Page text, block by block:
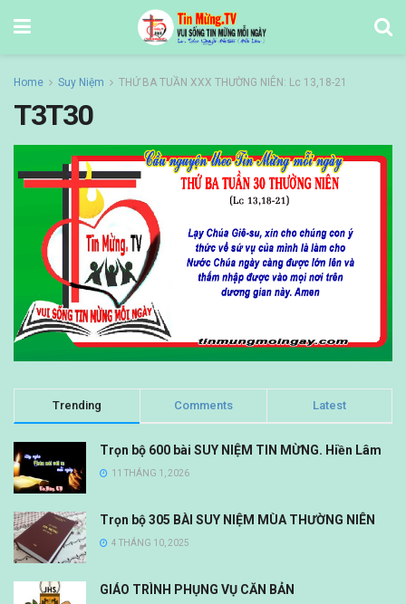
Home Suy Niệm THỨ BA TUẦN XXX THƯỜNG NIÊN: Lc 13,18-21
T3T30
Trending Comments Latest
Trọn bộ 600 bài SUY NIỆM TIN MỪNG. Hiền Lâm
11 THÁNG 1, 2026
Trọn bộ 305 BÀI SUY NIỆM MÙA THƯỜNG NIÊN
4 THÁNG 10, 2025
GIÁO TRÌNH PHỤNG VỤ CĂN BẢN